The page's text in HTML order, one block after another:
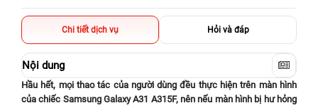
Chi tiết dịch vụ Hỏi và đáp
Nội dung
Hầu hết, mọi thao tác của người dùng đều thực hiện trên màn hình
của chiếc Samsung Galaxy A31 A315F, nên nếu màn hình bị hư hỏng